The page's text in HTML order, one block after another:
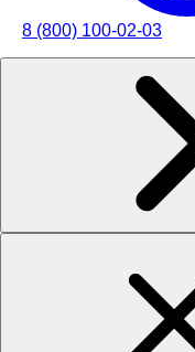
8 (800) 100-02-03